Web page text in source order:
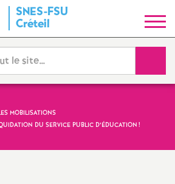
SNES-FSU
Créteil
y
n
d
i
MOBILISATIONS
DU SERVICE PUBLIC D’ÉDUCATION !